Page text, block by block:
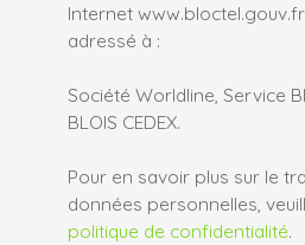
Internet
adressé à :
Société Worldline, Service
BLOIS CEDEX.
Pour en savoir plus sur le
données personnelles,
politique de confidentialité.